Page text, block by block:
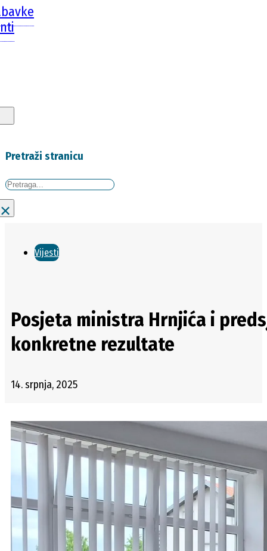
Pretraži stranicu
Traži
×
Vijesti
Posjeta ministra Hrnjića i
konkretne rezultate
14. srpnja, 2025